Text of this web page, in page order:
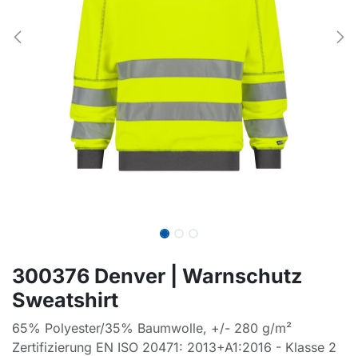
300376 Denver | Warnschutz
Sweatshirt
65% Polyester/35% Baumwolle, +/- 280 g/m²
Zertifizierung EN ISO 20471: 2013+A1:2016 - Klasse 2